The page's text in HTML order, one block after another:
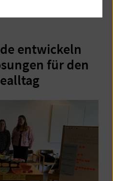
entwickeln
für den